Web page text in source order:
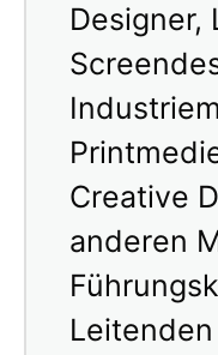
Designer,
Creative
anderen